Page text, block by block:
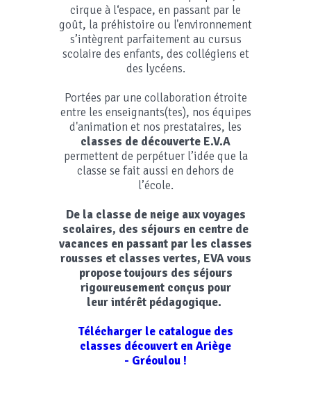
cirque à l‘espace, en passant par le
goût, la préhistoire ou l'environnement
s’intègrent parfaitement au cursus
scolaire des enfants, des collégiens et
des lycéens.
Portées par une collaboration étroite
entre les enseignants(tes), nos équipes
d'animation et nos prestataires, les
classes de découverte E.V.A
permettent de perpétuer l’idée que la
classe se fait aussi en dehors de
l’école.
De la classe de neige aux voyages
scolaires, des séjours en centre de
vacances en passant par les classes
rousses et classes vertes, EVA vous
propose toujours des séjours
rigoureusement conçus pour
leur intérêt pédagogique.
Télécharger le catalogue des
classes découvert en Ariège
- Gréoulou !